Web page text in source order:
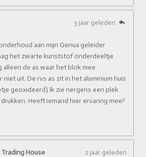
3 jaar geleden
aan mijn Genua geleider
het zwarte kunststof onderdeeltje
alleen de as waar het blok mee
uit. De rvs as zit in het aluminium huis
geoxideerd) Ik zie nergens een plek
Heeft iemand hier ervaring mee?
House
2 jaar geleden